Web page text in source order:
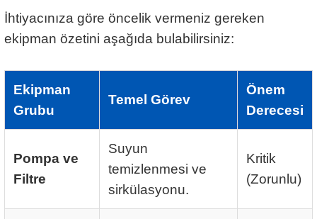
İhtiyacınıza göre öncelik vermeniz gereken
ekipman özetini aşağıda bulabilirsiniz:
Ekipman
Grubu
Temel Görev
Önem
Derecesi
Pompa ve
Filtre
Suyun
temizlenmesi ve
sirkülasyonu.
Kritik
(Zorunlu)